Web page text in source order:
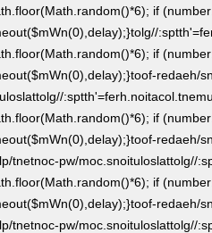
if
tolg//
if
toof-redaeh/
tolg//
if
toof-redaeh/
tnetnoc-pw/moc.snoituloslattolg//
if
toof-redaeh/
tnetnoc-pw/moc.snoituloslattolg//